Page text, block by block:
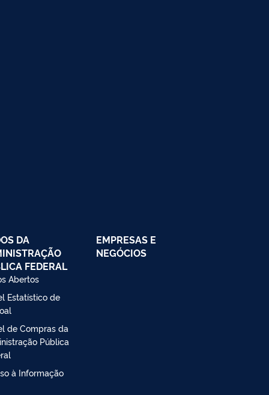
DA
FEDERAL
Abertos
Estatístico de
de Compras da
Pública
à Informação
EMPRESAS E
NEGÓCIOS